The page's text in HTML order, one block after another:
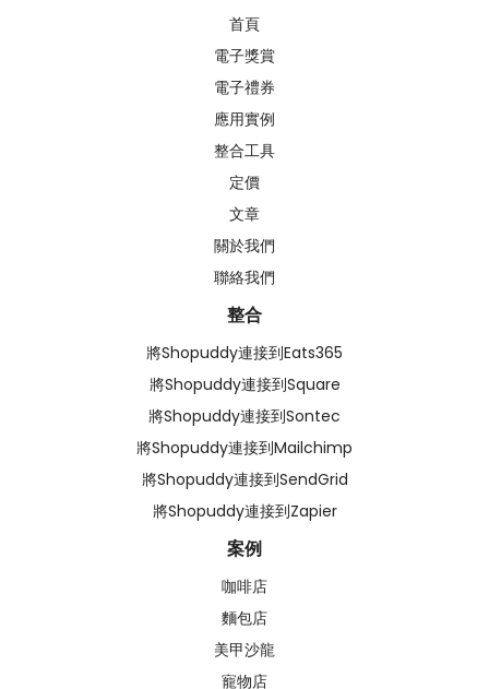
首頁
電子獎賞
電子禮券
應用實例
整合工具
定價
文章
關於我們
聯絡我們
整合
將Shopuddy連接到Eats365
將Shopuddy連接到Square
將Shopuddy連接到Sontec
將Shopuddy連接到Mailchimp
將Shopuddy連接到SendGrid
將Shopuddy連接到Zapier
案例
咖啡店
麵包店
美甲沙龍
寵物店